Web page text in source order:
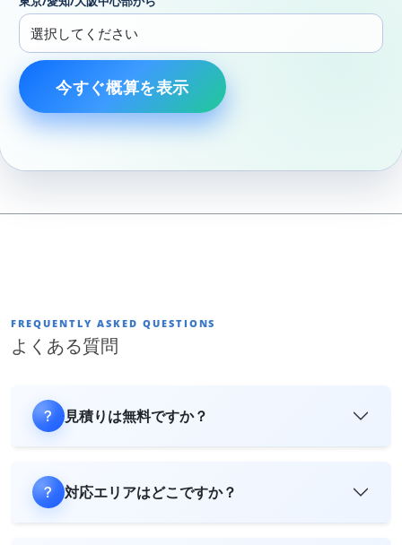
今すぐ概算を表示
FREQUENTLY ASKED QUESTIONS
よくある質問
見積りは無料ですか？
対応エリアはどこですか？